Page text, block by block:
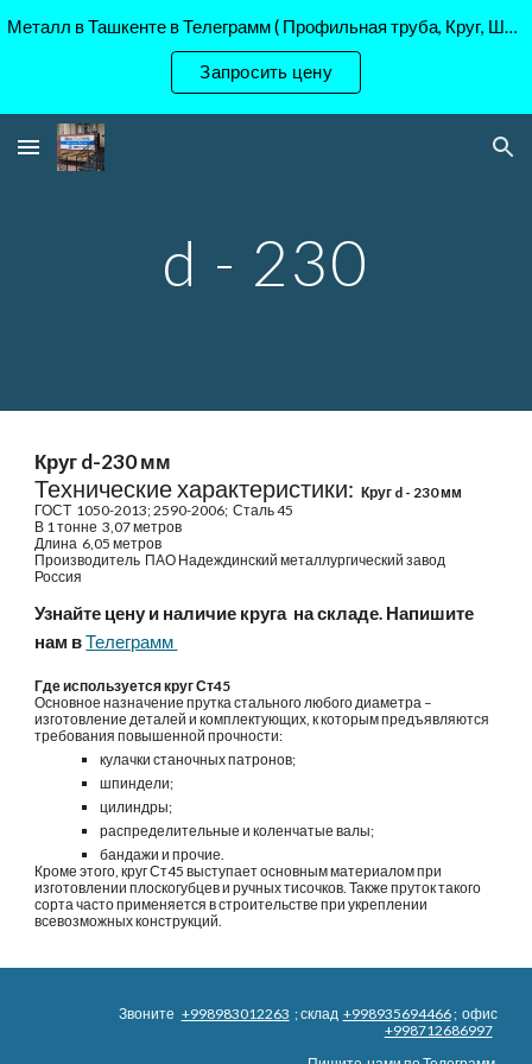
Skip to navigation
Металл в Ташкенте в Телеграмм ( Профильная труба, Круг, Шестигранник Ст45, 40Х, )
Запросить цену
d - 230
Круг d-230 мм
Технические характеристики: Круг d - 230 мм
ГОСТ 1050-2013; 2590-2006; Сталь 45
В 1 тонне 3,07метров
Длина 6,05 метров
Производитель ПАО Надеждинский металлургический завод
Россия
Узнайте цену и наличие круга на складе. Напишите
нам в Телеграмм
Где используется круг Ст45
Основное назначение прутка стального любого диаметра –
изготовление деталей и комплектующих, к которым предъявляются
требования повышенной прочности:
кулачки станочных патронов;
шпиндели;
цилиндры;
распределительные и коленчатые валы;
бандажи и прочие.
Кроме этого, круг Ст45 выступает основным материалом при
изготовлении плоскогубцев и ручных тисочков. Также пруток такого
сорта часто применяется в строительстве при укреплении
всевозможных конструкций.
Звоните +998983012263 ; склад +998935694466; офис
+998712686997